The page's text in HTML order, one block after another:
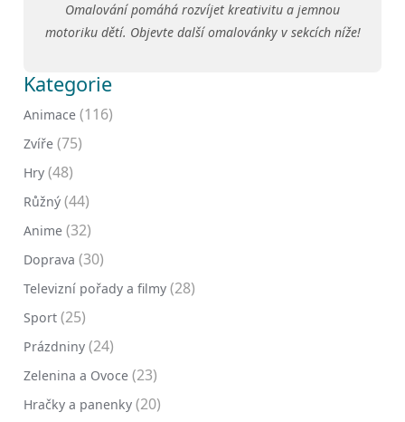
Omalování pomáhá rozvíjet kreativitu a jemnou
motoriku dětí. Objevte další omalovánky v sekcích níže!
Kategorie
Animace (116)
Zvíře (75)
Hry (48)
Růžný (44)
Anime (32)
Doprava (30)
Televizní pořady a filmy (28)
Sport (25)
Prázdniny (24)
Zelenina a Ovoce (23)
Hračky a panenky (20)